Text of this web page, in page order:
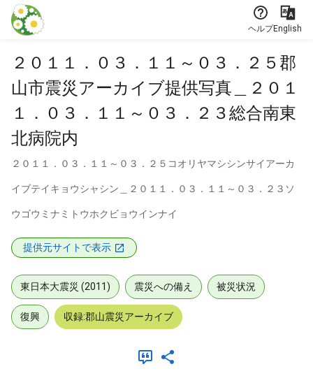
本文に飛ぶ
ヘルプEnglish
２０１１．０３．１１～０３．２５郡
山市震災アーカイブ提供写真＿２０１
１．０３．１１～０３．２３総合南東
北病院内
２０１１．０３．１１～０３．２５コオリヤマシシンサイアーカ
イブテイキョウシャシン＿２０１１．０３．１１～０３．２３ソ
ウゴウミナミトウホクビョウインナイ
提供元サイトで表示
東日本大震災 (2011) 震災への備え 被災状況
復興 収録:郡山震災アーカイブ